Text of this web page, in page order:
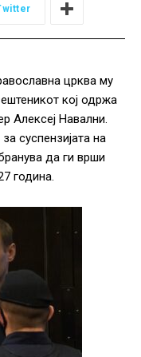
црква му
кој одржа
Алексеј Навални.
суспензијата на
да ги врши
година.